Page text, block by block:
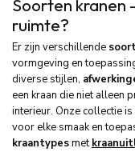
Soorten kranen
ruimte?
Er zijn verschillende
vormgeving en
diverse stijlen,
een kraan die niet alleen
interieur. Onze collectie
voor elke smaak en
kraantypesmet